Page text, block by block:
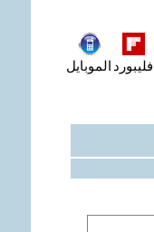
فليبورد الموبايل